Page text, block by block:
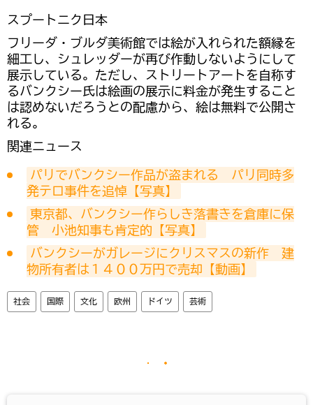
スプートニク日本
フリーダ・ブルダ美術館では絵が入れられた額縁を
細工し、シュレッダーが再び作動しないようにして
展示している。ただし、ストリートアートを自称す
るバンクシー氏は絵画の展示に料金が発生すること
は認めないだろうとの配慮から、絵は無料で公開さ
れる。
関連ニュース
パリでバンクシー作品が盗まれる　パリ同時多
発テロ事件を追悼【写真】
東京都、バンクシー作らしき落書きを倉庫に保
管　小池知事も肯定的【写真】
バンクシーがガレージにクリスマスの新作　建
物所有者は１４００万円で売却【動画】
社会 国際 文化 欧州 ドイツ 芸術